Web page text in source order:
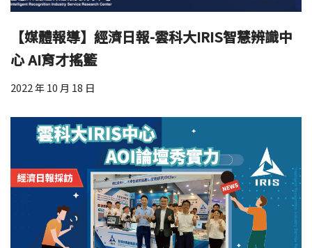
【媒體報導】經濟日報-雲科大IRIS智慧辨識中
心 AI育才搖籃
2022 年 10 月 18 日